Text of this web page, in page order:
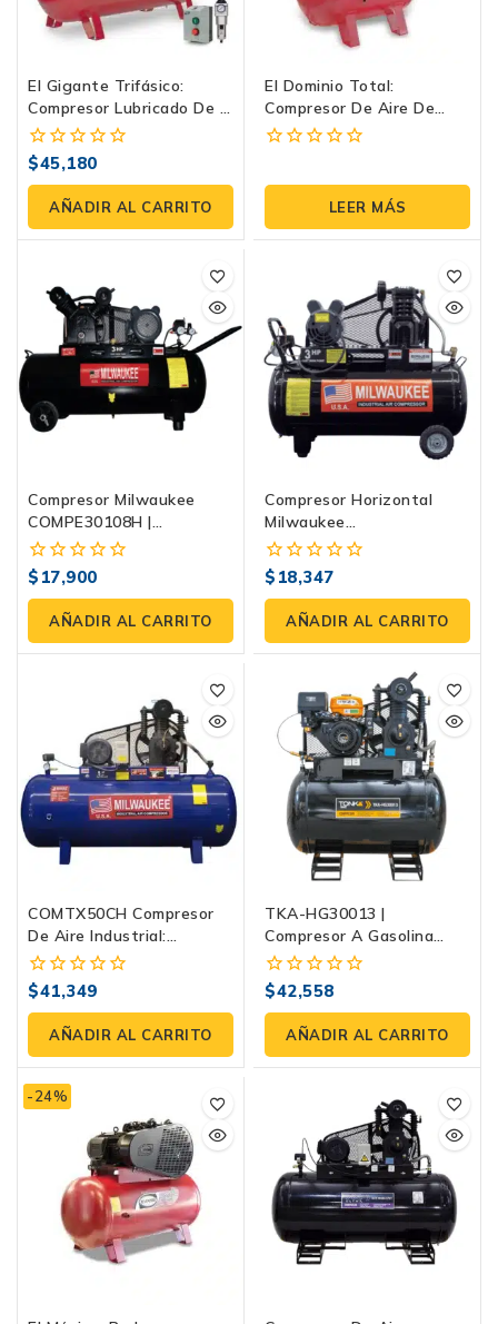
El Gigante Trifásico:
Compresor Lubricado De 2
Etapas K-E230E0500-500
De Evans
0
fuera
5
$45,180
AÑADIR AL CARRITO
El Dominio Total:
Compresor De Aire De
Gasolina E23G14THAE-
fuera
5
LEER MÁS
Compresor Milwaukee
COMPE30108H |
Horizontal 3 HP, 108
Litros, 120 PSI
0
fuera
5
$ 17,900
AÑADIR AL CARRITO
Compresor Horizontal
Milwaukee
COMJC30H108B | 3 HP,
108 Litros, 120 PSI
0
fuera
5
$ 18,347
AÑADIR AL CARRITO
COMTX50CH Compresor
De Aire Industrial:
Potencia Y Rendimiento
Para Su Negocio
0
fuera
5
$41,349
AÑADIR AL CARRITO
TKA-HG30013 |
Compresor A Gasolina
300L | Tonka
0
fuera
5
$42,558
AÑADIR AL CARRITO
-24%